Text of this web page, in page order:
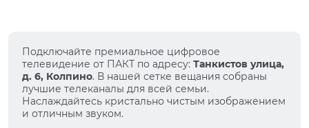
Подключайте премиальное цифровое
телевидение от ПАКТ по адресу: Танкистов улица,
д. 6, Колпино. В нашей сетке вещания собраны
лучшие телеканалы для всей семьи.
Наслаждайтесь кристально чистым изображением
и отличным звуком.